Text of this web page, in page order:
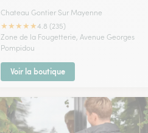
Chateau Gontier Sur Mayenne
★★★★★4.8 (235)
Zone de la Fougetterie, Avenue Georges
Pompidou
Voir la boutique